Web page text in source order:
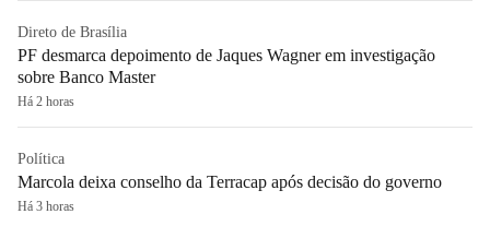
Direto de Brasília
PF desmarca depoimento de Jaques Wagner em investigação
sobre Banco Master
Há 2 horas
Política
Marcola deixa conselho da Terracap após decisão do governo
Há 3 horas